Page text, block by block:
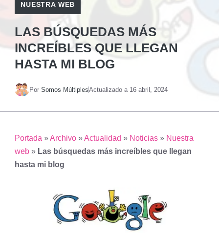
NUESTRA WEB
LAS BÚSQUEDAS MÁS
INCREÍBLES QUE LLEGAN
HASTA MI BLOG
Por Somos MúltiplesActualizado a 16 abril, 2024
Portada »Archivo »Actualidad » Noticias » Nuestra
web » Las búsquedas más increíbles que llegan
hasta mi blog